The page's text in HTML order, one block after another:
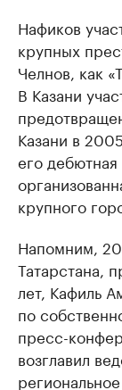
Нафиков
крупных
Челнов, как
В Казани
Казани в
его
крупного
Напомним,
Татарстана,
лет, Кафиль
по
пресс-
возглавил